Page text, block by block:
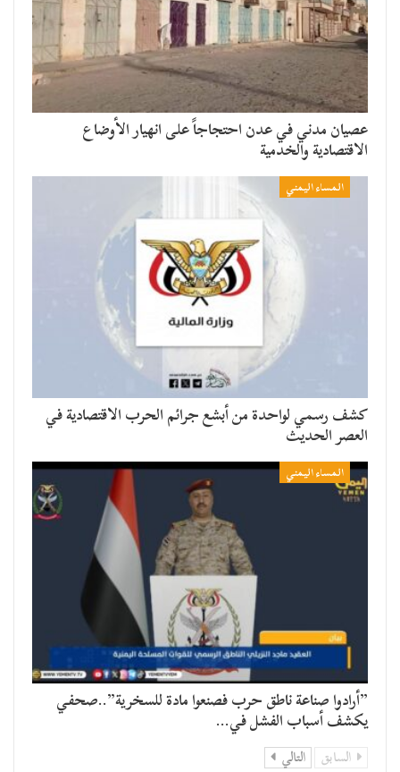
عصيان مدني في عدن احتجاجاً على انهيار الأوضاع
الاقتصادية والخدمية
المساء اليمني
كشف رسمي لواحدة من أبشع جرائم الحرب الاقتصادية في
العصر الحديث
المساء اليمني
​”أرادوا صناعة ناطق حرب فصنعوا مادة للسخرية”..صحفي
يكشف أسباب الفشل في…
السابق التالي